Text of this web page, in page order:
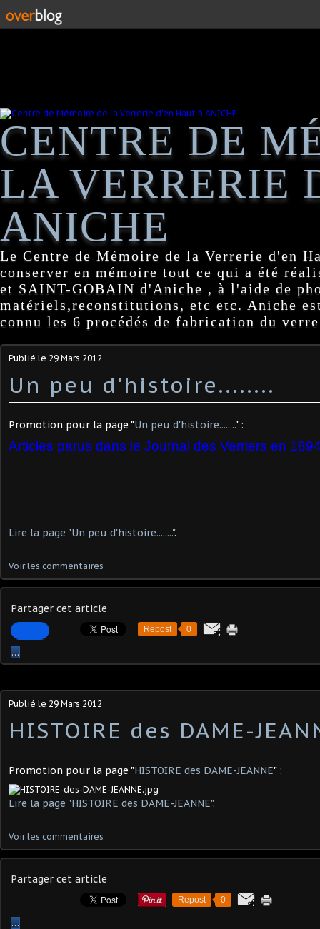
CENTRE DE
LA VERRERIE
ANICHE
Le Centre de Mémoire de la Verrerie d'en
conserver en mémoire tout ce qui a été
et SAINT-GOBAIN d'Aniche , à l'aide de
matériels,reconstitutions, etc etc. Aniche
connu les 6 procédés de fabrication du
Publié le 29 Mars 2012
Un peu d'histoire........
Promotion pour la page "Un peu d'histoire........" :
Articles parus dans le Journal des Verriers en
Lire la page "Un peu d'histoire........".
Voir les commentaires
Partager cet article
Repost 0
…
Publié le 29 Mars 2012
HISTOIRE des DAME-
Promotion pour la page "HISTOIRE des DAME-JEANNE" :
Lire la page "HISTOIRE des DAME-JEANNE".
Voir les commentaires
Partager cet article
Repost 0
…